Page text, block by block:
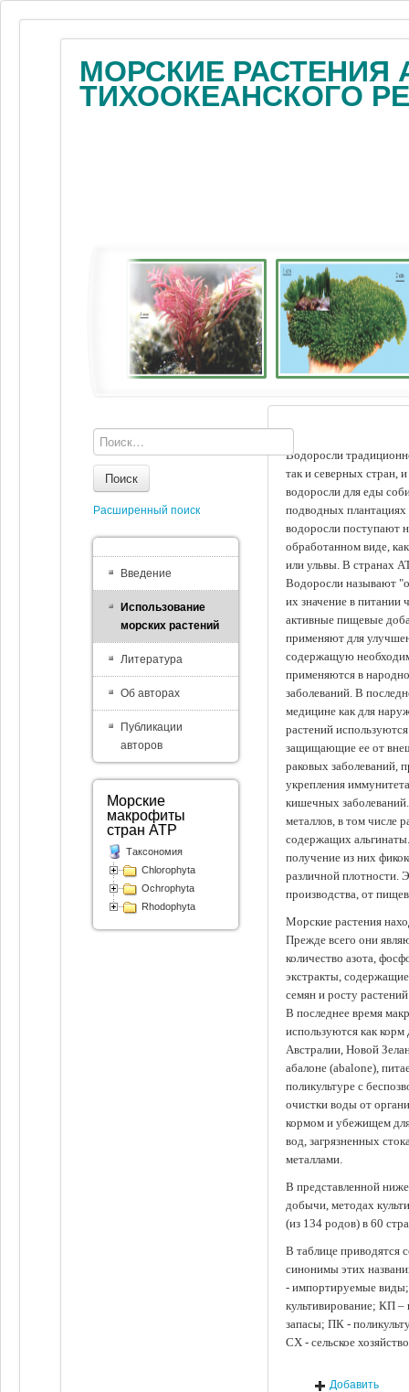
МОРСКИЕ РАСТЕНИЯ
ТИХООКЕАНСКОГО
Водоросли
так и северных стран,
водоросли для еды
подводных
водоросли поступают
обработанном виде,
или ульвы. В странах
Водоросли называют
их значение в питании
активные пищевые
применяют для
содержащую
применяются в
заболеваний. В
медицине как для
растений
защищающие ее от
раковых заболеваний,
укрепления
кишечных
металлов, в том числе
содержащих
получение из них
различной плотности.
производства, от
Морские растения
Прежде всего они
количество азота,
экстракты,
семян и росту
В последнее время
используются как
Австралии, Новой
абалоне (abalone),
поликультуре с
очистки воды от
кормом и убежищем
вод, загрязненных
металлами.
В представленной
добычи, методах
(из 134 родов) в 60
В таблице приводятся
синонимы этих
- импортируемые
культивирование; КП
запасы; ПК -
СХ - сельское
Добавить
Поиск
Расширенный поиск
Введение
Использование
морских растений
Литература
Об авторах
Публикации
авторов
Морские
макрофиты
стран АТР
Таксономия
Chlorophyta
Ochrophyta
Rhodophyta